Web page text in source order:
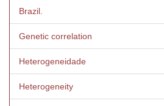
Brazil.
Genetic correlation
Heterogeneidade
Heterogeneity